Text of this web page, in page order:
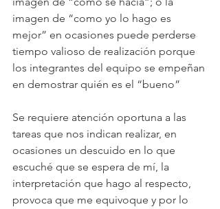
imagen de “como yo lo hago es
mejor” en ocasiones puede perderse
tiempo valioso de realización porque
los integrantes del equipo se empeñan
en demostrar quién es el “bueno”
Se requiere atención oportuna a las
tareas que nos indican realizar, en
ocasiones un descuido en lo que
escuché que se espera de mí, la
interpretación que hago al respecto,
provoca que me equivoque y por lo